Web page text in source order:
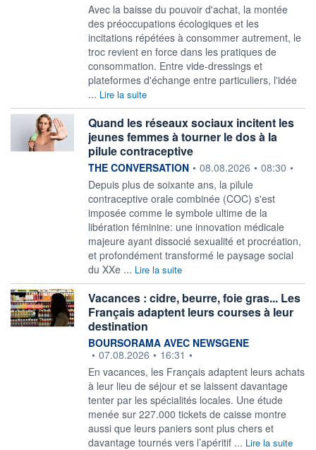
Avec la baisse du pouvoir d'achat, la montée
des préoccupations écologiques et les
incitations répétées à consommer autrement, le
troc revient en force dans les pratiques de
consommation. Entre vide-dressings et
plateformes d'échange entre particuliers, l'idée
... Lire la suite
Quand les réseaux sociaux incitent les
jeunes femmes à tourner le dos à la
pilule contraceptive
information fournie par
THE CONVERSATION • 08.08.2026 • 08:30 •
Depuis plus de soixante ans, la pilule
contraceptive orale combinée (COC) s'est
imposée comme le symbole ultime de la
libération féminine: une innovation médicale
majeure ayant dissocié sexualité et procréation,
et profondément transformé le paysage social
du XXe ... Lire la suite
Vacances : cidre, beurre, foie gras... Les
Français adaptent leurs courses à leur
destination
information fournie par
BOURSORAMA AVEC NEWSGENE
• 07.08.2026 • 16:31 •
En vacances, les Français adaptent leurs achats
à leur lieu de séjour et se laissent davantage
tenter par les spécialités locales. Une étude
menée sur 227.000 tickets de caisse montre
aussi que leurs paniers sont plus chers et
davantage tournés vers l’apéritif ... Lire la suite